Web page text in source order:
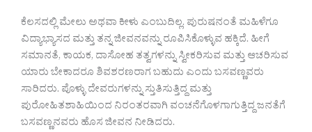
ಕೆಲಸದಲ್ಲಿ ಮೇಲು ಅಥವಾ ಕೀಳು ಎಂಬುದಿಲ್ಲ. ಪುರುಷನಂತೆ ಮಹಿಳೆಗೂ
ವಿದ್ಯಾಭ್ಯಾಸದ ಮತ್ತು ತನ್ನ ಜೀವನವನ್ನು ರೂಪಿಸಿಕೊಳ್ಳುವ ಹಕ್ಕಿದೆ. ಹೀಗೆ
ಸಮಾನತೆ, ಕಾಯಕ, ದಾಸೋಹ ತತ್ವಗಳನ್ನು ಸ್ವೀಕರಿಸುವ ಮತ್ತು ಆಚರಿಸುವ
ಯಾರು ಬೇಕಾದರೂ ಶಿವಶರಣರಾಗ ಬಹುದು ಎಂದು ಬಸವಣ್ಣವರು
ಸಾರಿದರು. ಪೊಳ್ಳು ದೇವರುಗಳನ್ನು ಸ್ತುತಿಸುತ್ತಿದ್ದ ಮತ್ತು
ಪುರೋಹಿತಶಾಹಿಯಿಂದ ನಿರಂತರವಾಗಿ ವಂಚನೆಗೊಳಗಾಗುತ್ತಿದ್ದ ಜನತೆಗೆ
ಬಸವಣ್ಣನವರು ಹೊಸ ಜೀವನ ನೀಡಿದರು.